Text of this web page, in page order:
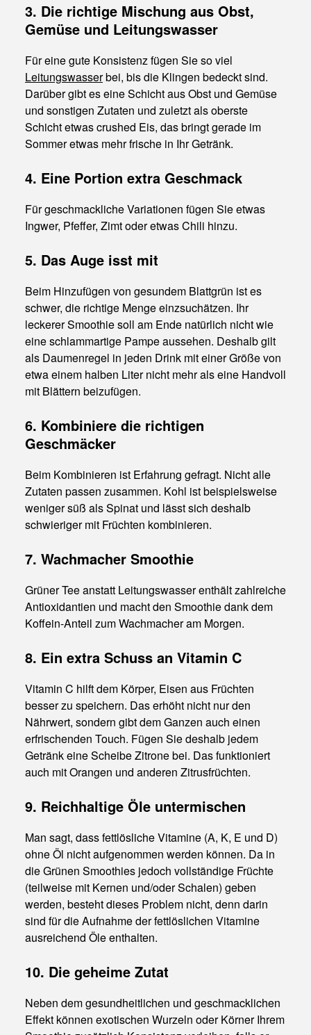
3. Die richtige Mischung aus Obst,
Gemüse und Leitungswasser
Für eine gute Konsistenz fügen Sie so viel
Leitungswasserbei, bis die Klingen bedeckt sind.
Darüber gibt es eine Schicht aus Obst und Gemüse
und sonstigen Zutaten und zuletzt als oberste
Schicht etwas crushed Eis, das bringt gerade im
Sommer etwas mehr frische in Ihr Getränk.
4. Eine Portion extra Geschmack
Für geschmackliche Variationen fügen Sie etwas
Ingwer, Pfeffer, Zimt oder etwas Chili hinzu.
5. Das Auge isst mit
Beim Hinzufügen von gesundem Blattgrün ist es
schwer, die richtige Menge einzsuchätzen. Ihr
leckerer Smoothie soll am Ende natürlich nicht wie
eine schlammartige Pampe aussehen. Deshalb gilt
als Daumenregel in jeden Drink mit einer Größe von
etwa einem halben Liter nicht mehr als eine Handvoll
mit Blättern beizufügen.
6. Kombiniere die richtigen
Geschmäcker
Beim Kombinieren ist Erfahrung gefragt. Nicht alle
Zutaten passen zusammen. Kohl ist beispielsweise
weniger süß als Spinat und lässt sich deshalb
schwieriger mit Früchten kombinieren.
7. Wachmacher Smoothie
Grüner Tee anstatt Leitungswasser enthält zahlreiche
Antioxidantien und macht den Smoothie dank dem
Koffein-Anteil zum Wachmacher am Morgen.
8. Ein extra Schuss an Vitamin C
Vitamin C hilft dem Körper, Eisen aus Früchten
besser zu speichern. Das erhöht nicht nur den
Nährwert, sondern gibt dem Ganzen auch einen
erfrischenden Touch. Fügen Sie deshalb jedem
Getränk eine Scheibe Zitrone bei. Das funktioniert
auch mit Orangen und anderen Zitrusfrüchten.
9. Reichhaltige Öle untermischen
Man sagt, dass fettlösliche Vitamine (A, K, E und D)
ohne Öl nicht aufgenommen werden können. Da in
die Grünen Smoothies jedoch vollständige Früchte
(teilweise mit Kernen und/oder Schalen) geben
werden, besteht dieses Problem nicht, denn darin
sind für die Aufnahme der fettlöslichen Vitamine
ausreichend Öle enthalten.
10. Die geheime Zutat
Neben dem gesundheitlichen und geschmacklichen
Effekt können exotischen Wurzeln oder Körner Ihrem